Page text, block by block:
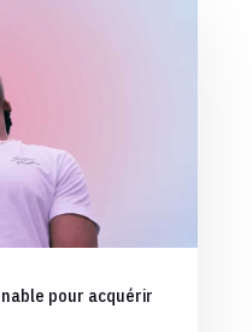
pour acquérir